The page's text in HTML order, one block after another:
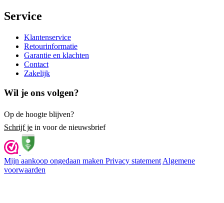
Service
Klantenservice
Retourinformatie
Garantie en klachten
Contact
Zakelijk
Wil je ons volgen?
Op de hoogte blijven?
Schrijf je in voor de nieuwsbrief
Mijn aankoop ongedaan maken Privacy statement Algemene
voorwaarden